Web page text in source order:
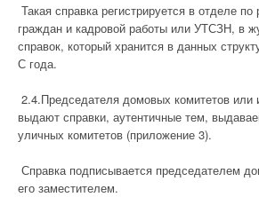
Такая справка регистрируется в отделе
граждан и кадровой работы или УТСЗН, в
справок, который хранится в данных
С года.
2.4.Председателя домовых комитетов или
выдают справки, аутентичные тем,
уличных комитетов (приложение 3).
Справка подписывается председателем
его заместителем.